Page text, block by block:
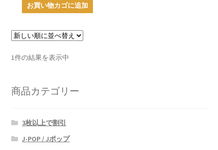
お買い物カゴに追加
1件の結果を表示中
商品カテゴリー
3枚以上で割引
J-POP / Jポップ